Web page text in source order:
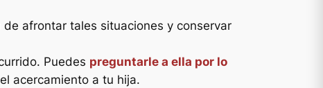
afrontar tales situaciones y conservar
Puedes preguntarle a ella por lo
acercamiento a tu hija.